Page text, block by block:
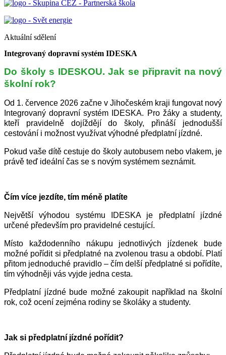
Aktuální sdělení
Integrovaný dopravní systém IDESKA
Do školy s IDESKOU. Jak se připravit na nový
školní rok?
Od 1. července 2026 začne v Jihočeském kraji fungovat nový
Integrovaný dopravní systém IDESKA. Pro žáky a studenty,
kteří pravidelně dojíždějí do školy, přináší jednodušší
cestování i možnost využívat výhodné předplatní jízdné.
Pokud vaše dítě cestuje do školy autobusem nebo vlakem, je
právě teď ideální čas se s novým systémem seznámit.
Čím více jezdíte, tím méně platíte
Největší výhodou systému IDESKA je předplatní jízdné
určené především pro pravidelné cestující.
Místo každodenního nákupu jednotlivých jízdenek bude
možné pořídit si předplatné na zvolenou trasu a období. Platí
přitom jednoduché pravidlo – čím delší předplatné si pořídíte,
tím výhodněji vás vyjde jedna cesta.
Předplatní jízdné bude možné zakoupit například na školní
rok, což ocení zejména rodiny se školáky a studenty.
Jak si předplatní jízdné pořídit?